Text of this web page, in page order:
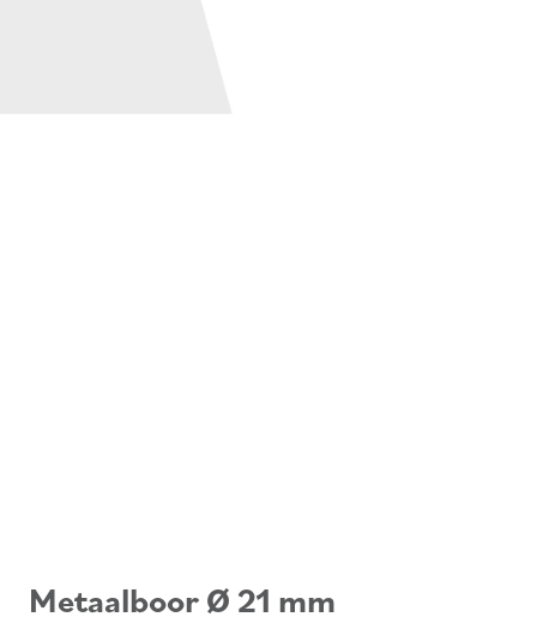
Metaalboor Ø 21 mm